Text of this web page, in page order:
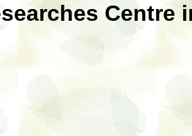
Centre